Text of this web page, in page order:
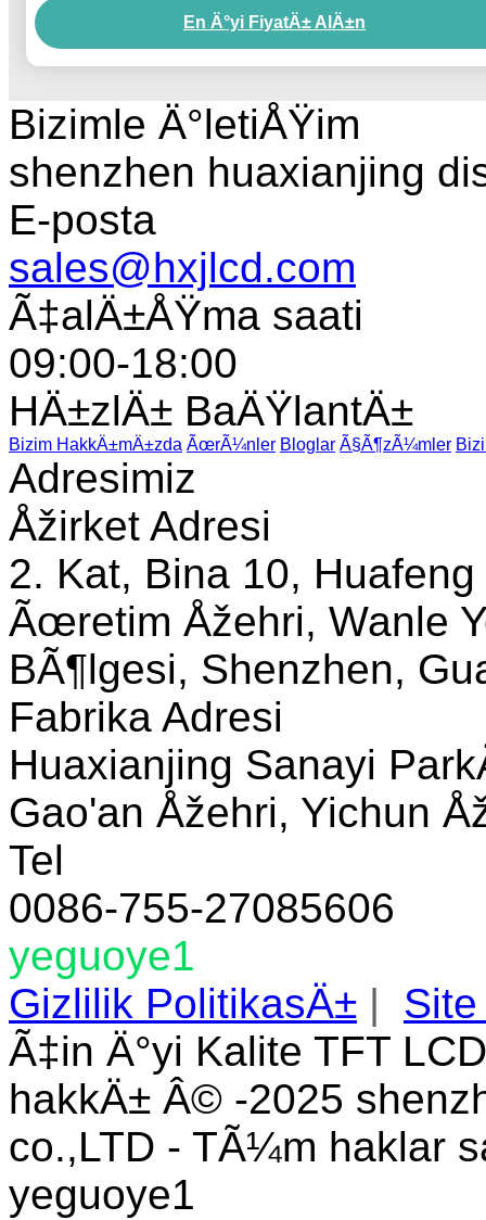
En Ä°yi FiyatÄ± AlÄ±n
Bizimle Ä°letiÅŸim
shenzhen huaxianjing
E-posta
sales@hxjlcd.com
Ã‡alÄ±ÅŸma saati
09:00-18:00
HÄ±zlÄ± BaÄŸlantÄ±
Bizim HakkÄ±mÄ±zda ÃœrÃ¼nler Bloglar Ã§Ã¶zÃ¼mler
Adresimiz
Åžirket Adresi
2. Kat, Bina 10,
Ãœretim Åžehri, Wanle
BÃ¶lgesi, Shenzhen,
Fabrika Adresi
Huaxianjing Sanayi
Gao'an Åžehri, Yichun
Tel
0086-755-27085606
yeguoye1
Gizlilik PolitikasÄ± |
Ã‡in Ä°yi Kalite TFT
hakkÄ± Â© -2025
co.,LTD - TÃ¼m haklar
yeguoye1